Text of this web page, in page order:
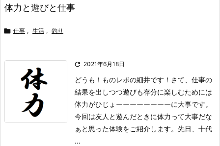
体力と遊びと仕事
 仕事 , 生活 , 釣り
 2021年6月18日
どうも！ものレボの細井です！ さて、仕事の
結果を出しつつ遊びも存分に楽しむためには
体力がひじょーーーーーーーーに大事です。
今回は友人と遊んだときに体力って大事だな
ぁと思った体験をご紹介します。 先日、十代
...